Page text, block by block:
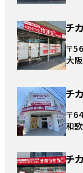
チ
〒
大
チ
〒
和
チ